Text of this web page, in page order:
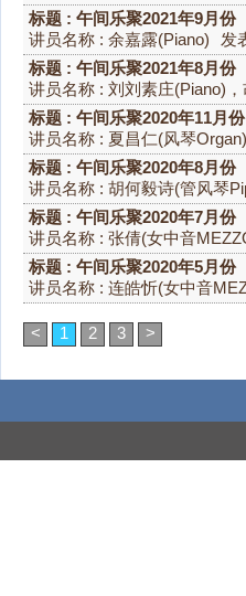
标题 : 午间乐聚2021年9月份
讲员名称 : 余嘉露(Piano)
发
标题 : 午间乐聚2021年8月份
讲员名称 : 刘刘素庄(Piano)
标题 : 午间乐聚2020年11月份
讲员名称 : 夏昌仁(风琴Organ)
标题 : 午间乐聚2020年8月份
讲员名称 : 胡何毅诗(管风琴
标题 : 午间乐聚2020年7月份
讲员名称 : 张倩(女中音
标题 : 午间乐聚2020年5月份
讲员名称 : 连皓忻(女中音
< 1 2 3 >